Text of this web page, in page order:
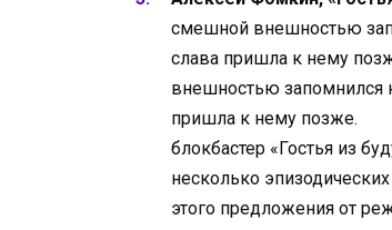
смешной внешностью
слава пришла к нему
внешностью запомнился
пришла к нему позже.
блокбастер «Гостья из
несколько
этого предложения от